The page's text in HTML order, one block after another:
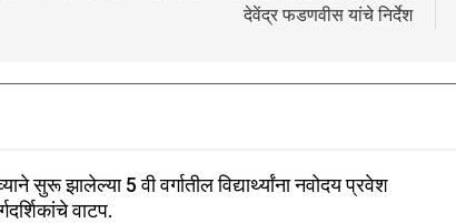
देवेंद्र फडणवीस यांचे निर्देश
सुरू झालेल्या 5 वी वर्गातील विद्यार्थ्यांना नवोदय प्रवेश
वाटप.